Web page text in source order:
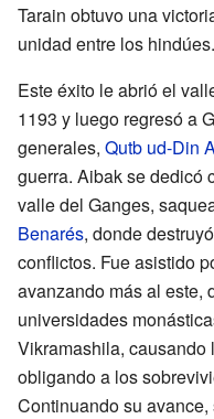
Tarain obtuvo una
unidad entre los hindúes.
Este éxito le abrió el
1193 y luego regresó a
generales, Qutb ud-Din
guerra. Aibak se dedicó
valle del Ganges,
Benarés, donde
conflictos. Fue asistido
avanzando más al este,
universidades
Vikramashila, causando
obligando a los
Continuando su avance,